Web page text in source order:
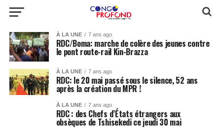
À LA UNE 7 ans ago
RDC/Boma: marche de colère des jeunes contre
le pont route-rail Kin-Brazza
À LA UNE 7 ans ago
RDC: le 20 mai passé sous le silence, 52 ans
après la création du MPR !
À LA UNE 7 ans ago
RDC : des Chefs d’États étrangers aux
obsèques de Tshisekedi ce jeudi 30 mai